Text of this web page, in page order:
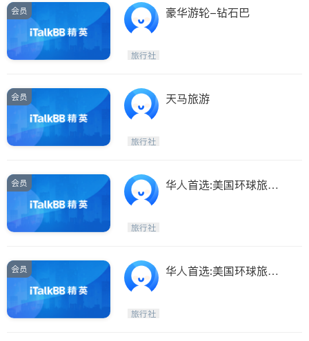
会员 豪华游轮-钻石巴
旅行社
会员 天马旅游
旅行社
会员
华人首选:美国环球旅游
旅行社
会员
华人首选:美国环球旅游-
旅行社